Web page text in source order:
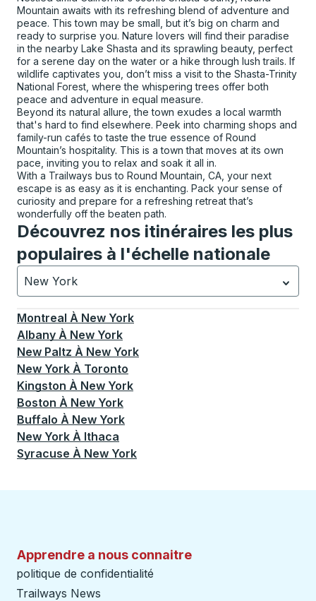
Mountain awaits with its refreshing blend of adventure and
peace. This town may be small, but it’s big on charm and
ready to surprise you. Nature lovers will find their paradise
in the nearby Lake Shasta and its sprawling beauty, perfect
for a serene day on the water or a hike through lush trails. If
wildlife captivates you, don’t miss a visit to the Shasta-Trinity
National Forest, where the whispering trees offer both
peace and adventure in equal measure.
Beyond its natural allure, the town exudes a local warmth
that's hard to find elsewhere. Peek into charming shops and
family-run cafés to taste the true essence of Round
Mountain’s hospitality. This is a town that moves at its own
pace, inviting you to relax and soak it all in.
With a Trailways bus to Round Mountain, CA, your next
escape is as easy as it is enchanting. Pack your sense of
curiosity and prepare for a refreshing retreat that’s
wonderfully off the beaten path.
Découvrez nos itinéraires les plus
populaires à l'échelle nationale
New York
Actuellement sélectionné: New York.La sélection est
Montreal À New York
Albany À New York
New Paltz À New York
New York À Toronto
Kingston À New York
Boston À New York
Buffalo À New York
New York À Ithaca
Syracuse À New York
Apprendre a nous connaitre
politique de confidentialité
Trailways News